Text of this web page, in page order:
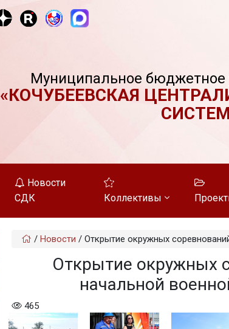
Муниципальное бюджетное
«КОЧУБЕЕВСКАЯ
Новости
СДК
Коллективы
/ Новости / Открытие окружных
Открытие окружных
начальной
465